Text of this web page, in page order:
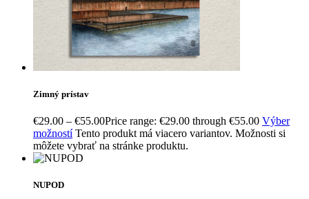
Zimný prístav
€29.00 – €55.00Price range: €29.00 through €55.00 Výber
možností Tento produkt má viacero variantov. Možnosti si
môžete vybrať na stránke produktu.
NUPOD